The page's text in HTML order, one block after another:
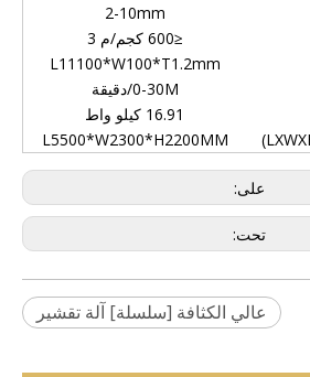
2-10mm
≤600 كجم/م 3
L11100*W100*T1.2mm
0-30M/دقيقة
16.91 كيلو واط
L5500*W2300*H2200MM
على:
تحت:
عالي الكثافة [سلسلة] آلة تقشير